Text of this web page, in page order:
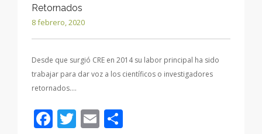
Retornados
8 febrero, 2020
Desde que surgió CRE en 2014 su labor principal ha sido
trabajar para dar voz a los científicos o investigadores
retornados….
Facebook
Twitter
Email